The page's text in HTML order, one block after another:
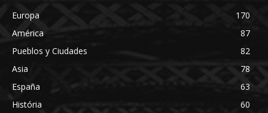
Europa
170
América
87
Pueblos y Ciudades
82
Asia
78
España
63
História
60